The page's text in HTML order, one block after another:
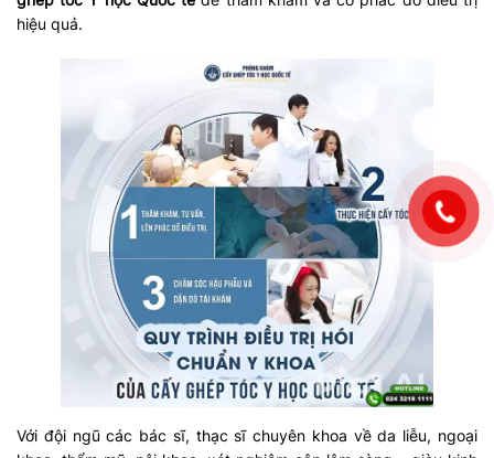
hiệu quả.
Với đội ngũ các bác sĩ, thạc sĩ chuyên khoa về da liễu, ngoại